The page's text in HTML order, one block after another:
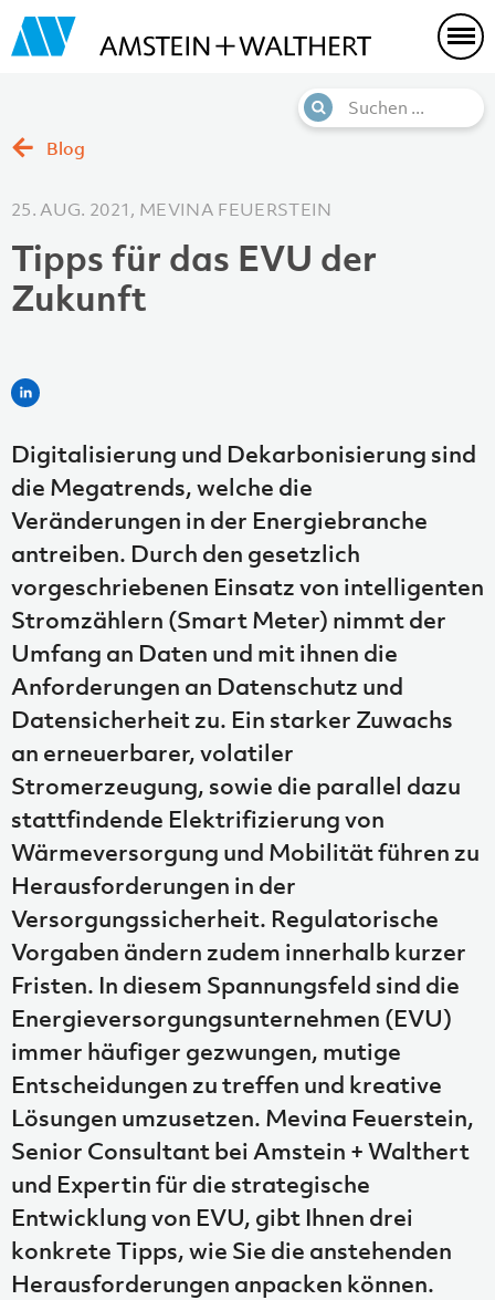
Blog
25. AUG. 2021, MEVINA FEUERSTEIN
Tipps für das EVU der
Zukunft
Digitalisierung und Dekarbonisierung sind
die Megatrends, welche die
Veränderungen in der Energiebranche
antreiben. Durch den gesetzlich
vorgeschriebenen Einsatz von intelligenten
Stromzählern (Smart Meter) nimmt der
Umfang an Daten und mit ihnen die
Anforderungen an Datenschutz und
Datensicherheit zu. Ein starker Zuwachs
an erneuerbarer, volatiler
Stromerzeugung, sowie die parallel dazu
stattfindende Elektrifizierung von
Wärmeversorgung und Mobilität führen zu
Herausforderungen in der
Versorgungssicherheit. Regulatorische
Vorgaben ändern zudem innerhalb kurzer
Fristen. In diesem Spannungsfeld sind die
Energieversorgungsunternehmen (EVU)
immer häufiger gezwungen, mutige
Entscheidungen zu treffen und kreative
Lösungen umzusetzen. Mevina Feuerstein,
Senior Consultant bei Amstein + Walthert
und Expertin für die strategische
Entwicklung von EVU, gibt Ihnen drei
konkrete Tipps, wie Sie die anstehenden
Herausforderungen anpacken können.